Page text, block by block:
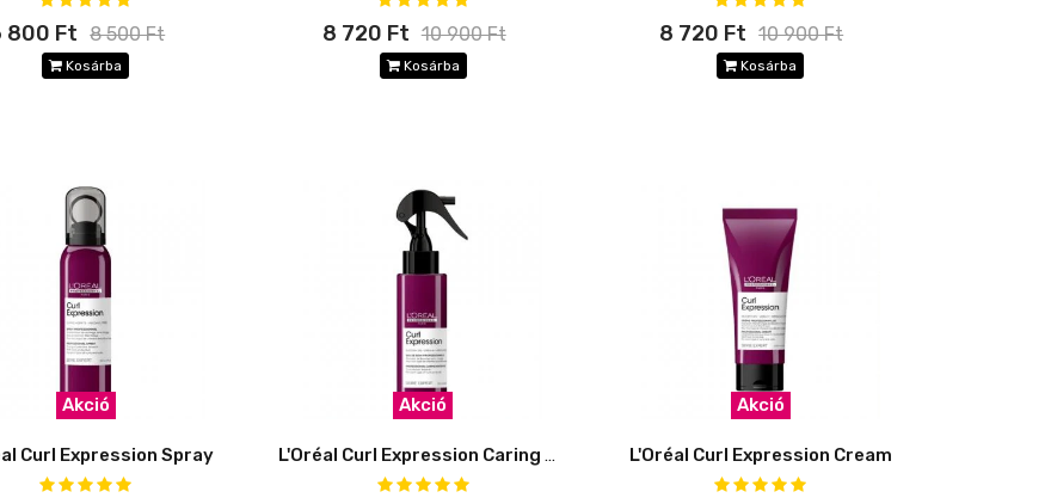
800 Ft 8 500 Ft
Kosárba
8 720 Ft 10 900 Ft
Kosárba
8 720 Ft 10 900 Ft
Kosárba
Akció
Curl Expression Spray
Akció
L'Oréal Curl Expression Caring water
Akció
L'Oréal Curl Expression Cream